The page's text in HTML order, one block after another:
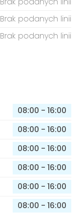
Brak podanych linii
Brak podanych linii
08:00 - 16:00
08:00 - 16:00
08:00 - 16:00
08:00 - 16:00
08:00 - 16:00
08:00 - 16:00